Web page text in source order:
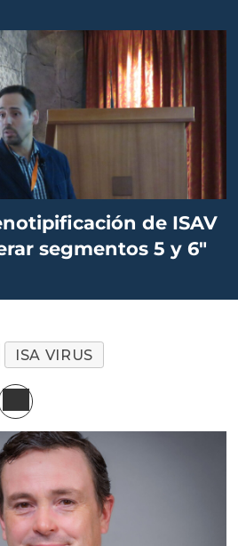
de ISAV
segmentos 5 y 6"
ISA VIRUS